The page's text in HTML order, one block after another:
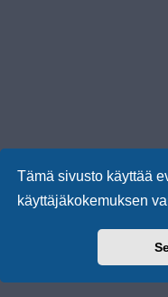
Tämä sivusto käyttää
käyttäjäkokemuksen